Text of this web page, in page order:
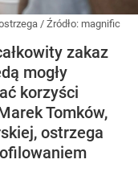
/ Źródło: magnific
zakaz
mogły
korzyści
Tomków,
ostrzega